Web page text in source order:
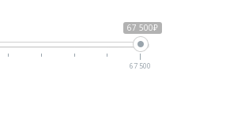
67 500₽
67 500